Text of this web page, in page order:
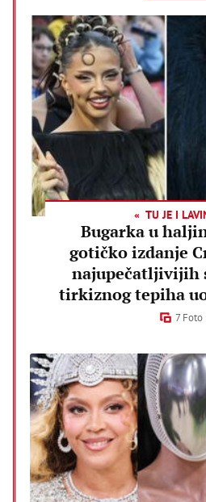
TU JE I
Bugarka u
gotičko izdanje
najupečatljivijih
tirkiznog tepiha
7 Foto